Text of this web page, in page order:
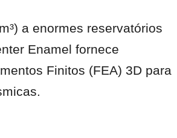
a enormes reservatórios
Enamel fornece
Finitos (FEA) 3D para